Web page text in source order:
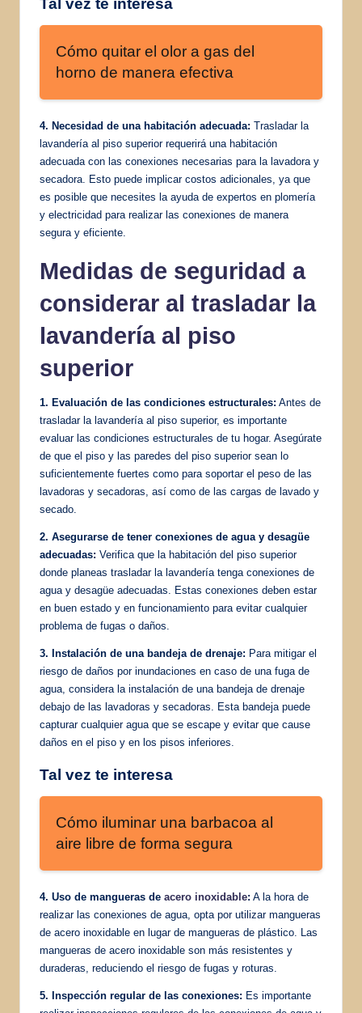
Tal vez te interesa
Cómo quitar el olor a gas del
horno de manera efectiva
4. Necesidad de una habitación adecuada: Trasladar la
lavandería al piso superior requerirá una habitación
adecuada con las conexiones necesarias para la lavadora y
secadora. Esto puede implicar costos adicionales, ya que
es posible que necesites la ayuda de expertos en plomería
y electricidad para realizar las conexiones de manera
segura y eficiente.
Medidas de seguridad a
considerar al trasladar la
lavandería al piso
superior
1. Evaluación de las condiciones estructurales: Antes de
trasladar la lavandería al piso superior, es importante
evaluar las condiciones estructurales de tu hogar. Asegúrate
de que el piso y las paredes del piso superior sean lo
suficientemente fuertes como para soportar el peso de las
lavadoras y secadoras, así como de las cargas de lavado y
secado.
2. Asegurarse de tener conexiones de agua y desagüe
adecuadas: Verifica que la habitación del piso superior
donde planeas trasladar la lavandería tenga conexiones de
agua y desagüe adecuadas. Estas conexiones deben estar
en buen estado y en funcionamiento para evitar cualquier
problema de fugas o daños.
3. Instalación de una bandeja de drenaje: Para mitigar el
riesgo de daños por inundaciones en caso de una fuga de
agua, considera la instalación de una bandeja de drenaje
debajo de las lavadoras y secadoras. Esta bandeja puede
capturar cualquier agua que se escape y evitar que cause
daños en el piso y en los pisos inferiores.
Tal vez te interesa
Cómo iluminar una barbacoa al
aire libre de forma segura
4. Uso de mangueras de acero inoxidable: A la hora de
realizar las conexiones de agua, opta por utilizar mangueras
de acero inoxidable en lugar de mangueras de plástico. Las
mangueras de acero inoxidable son más resistentes y
duraderas, reduciendo el riesgo de fugas y roturas.
5. Inspección regular de las conexiones: Es importante